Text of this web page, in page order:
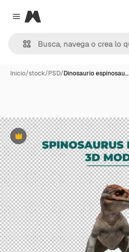
Close menu
Magnific
Inicio/stock/PSD/Dinosaurio espinosau…
Premium